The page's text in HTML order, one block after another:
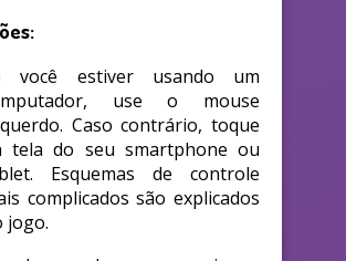
você estiver usando um
use o mouse
Caso contrário, toque
tela do seu smartphone ou
Esquemas de controle
complicados são explicados
jogo.